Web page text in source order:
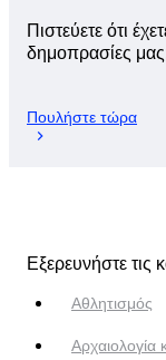
Πιστεύετε ότι
δημοπρασίες
Πουλήστε τώρα
Εξερευνήστε τις
Αθλητισμός
Αρχαιολογία